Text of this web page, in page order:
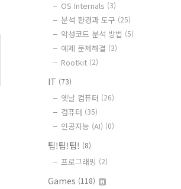
OS Internals (3)
분석 환경과 도구 (25)
악성코드 분석 방법 (5)
예제 문제해결 (3)
Rootkit (2)
IT (73)
옛날 컴퓨터 (26)
컴퓨터 (35)
인공지능 (AI) (0)
팁!팁!팁! (8)
프로그래밍 (2)
Games (118)